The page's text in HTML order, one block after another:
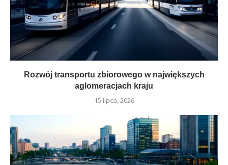
Rozwój transportu zbiorowego w największych
aglomeracjach kraju
15 lipca, 2026